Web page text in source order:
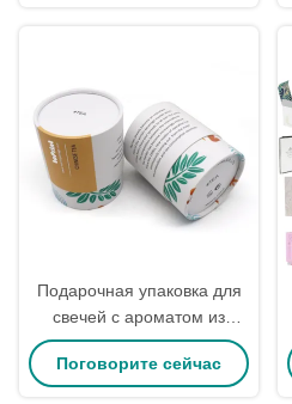
Подарочная упаковка для
свечей с ароматом из
перерабатываемых
материалов / Жесткая
Поговорите сейчас